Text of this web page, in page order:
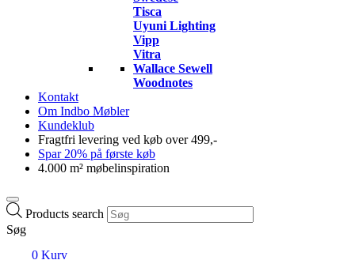
Tisca
Uyuni Lighting
Vipp
Vitra
Wallace Sewell
Woodnotes
Kontakt
Om Indbo Møbler
Kundeklub
Fragtfri levering ved køb over 499,-
Spar 20% på første køb
4.000 m² møbelinspiration
Products search
Søg
0 Kurv